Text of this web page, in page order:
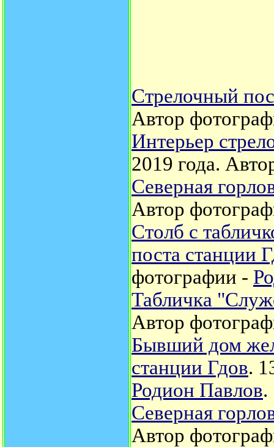
Стрелочный
Автор
Интерьер
2019 года.
Северная
Автор
Столб с
поста станции
фотографии -
Табличка
Автор
Бывший дом
станции Гдов.
Родион Павлов.
Северная
Автор